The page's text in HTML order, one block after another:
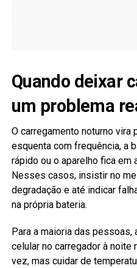
Quando deixar
um problema
O carregamento noturno vira
esquenta com frequência, a
rápido ou o aparelho fica em
Nesses casos, insistir no
degradação e até indicar
na própria bateria.
Para a maioria das pessoas,
celular no carregador à noite
vez, mas cuidar de